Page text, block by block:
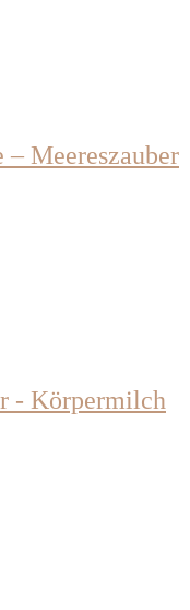
– Meereszauber
- Körpermilch